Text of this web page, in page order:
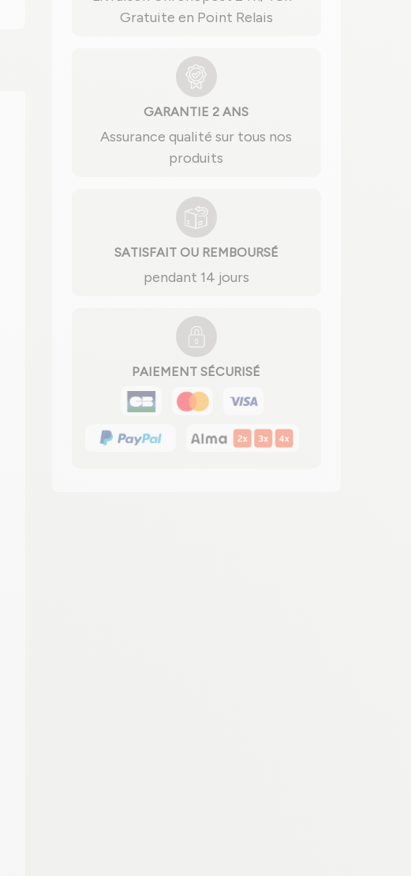
Gratuite en Point Relais
GARANTIE 2 ANS
Assurance qualité sur tous nos
produits
SATISFAIT OU REMBOURSÉ
pendant 14 jours
PAIEMENT SÉCURISÉ